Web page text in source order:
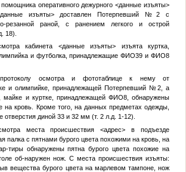
оперативного дежурного<данные изъяты>
изъяты>доставленПотерпевший №2 с
резанной раной, с ранением легкого и острой
18).
кабинета <данные изъяты> изъята куртка,
и футболка, принадлежащиеФИО39 иФИО8
осмотра и фототаблице к нему от
и олимпийке, принадлежащейПотерпевший №2 , а
майке и куртке, принадлежащей ФИО8, обнаружены
на кровь. Кроме того, на данных предметах одежды,
диной 33 и 32 мм (т. 2 л.д. 1-12).
места происшествия<адрес> в подъезде
палка с пятнами бурого цвета похожими на кровь, на
тиры обнаружены пятна бурого цвета похожие на
об-наружен нож. С места происшествия изъяты:
вещества бурого цвета на марлевом тампоне, нож